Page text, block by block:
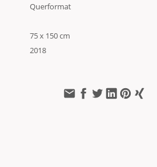
Querformat
75 x 150 cm
2018